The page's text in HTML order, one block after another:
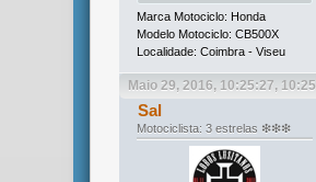
Marca Motociclo: Honda
Modelo Motociclo: CB500X
Localidade: Coimbra - Viseu
Maio 29, 2016, 10:25:27, 10:25
Sal
Motociclista: 3 estrelas ❇❇❇